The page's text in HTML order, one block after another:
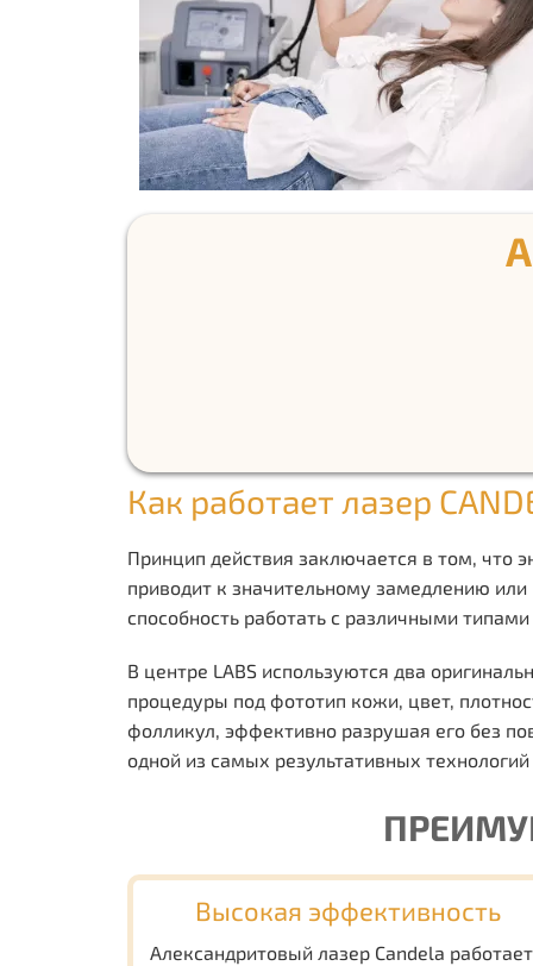
Как работает лазер
Принцип действия заключается в том, что
приводит к значительному замедлению
способность работать с различными
В центре LABS используются два
процедуры под фототип кожи, цвет,
фолликул, эффективно разрушая его без
одной из самых результативных
Высокая эффективность
Александритовый лазер Candela работает